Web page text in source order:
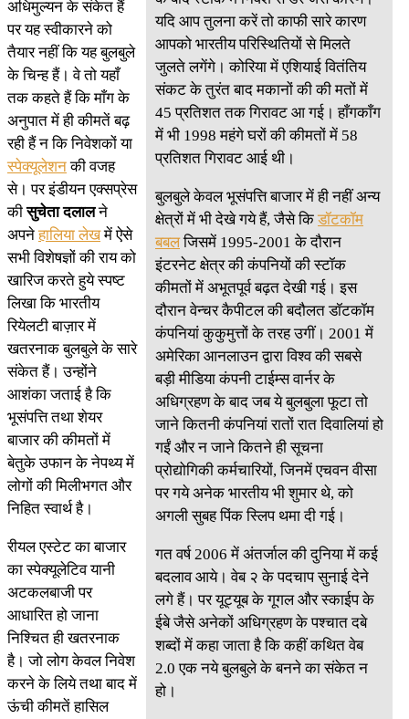
यदि आप तुलना करें तो काफी सारे कारण
आपको भारतीय परिस्थितियों से मिलते
जुलते लगेंगे। कोरिया में एशियाई वितंतिय
संकट के तुरंत बाद मकानों की की मतों में
45 प्रतिशत तक गिरावट आ गई। हाँगकाँग
में भी 1998 महंगे घरों की कीमतों में 58
प्रतिशत गिरावट आई थी।
बुलबुले केवल भूसंपत्ति बाजार में ही नहीं अन्य
क्षेत्रों में भी देखे गये हैं, जैसे किडॉटकॉम
बबलजिसमें 1995-2001 के दौरान
इंटरनेट क्षेत्र की कंपनियों की स्टॉक
कीमतों में अभूतपूर्व बढ़त देखी गई। इस
दौरान वेन्चर कैपीटल की बदौलत डॉटकॉम
कंपनियां कुकुमुत्तों के तरह उगीं। 2001 में
अमेरिका आनलाउन द्वारा विश्व की सबसे
बड़ी मीडिया कंपनी टाईम्स वार्नर के
अधिग्रहण के बाद जब ये बुलबुला फूटा तो
जाने कितनी कंपनियां रातों रात दिवालियां हो
गईं और न जाने कितने ही सूचना
प्रोद्योगिकी कर्मचारियों, जिनमें एचवन वीसा
पर गये अनेक भारतीय भी शुमार थे, को
अगली सुबह पिंक स्लिप थमा दी गई।
गत वर्ष 2006 में अंतर्जाल की दुनिया में कई
बदलाव आये। वेब २ के पदचाप सुनाई देने
लगे हैं। पर यूट्यूब के गूगल और स्काईप के
ईबे जैसे अनेकों अधिग्रहण के पश्चात दबे
शब्दों में कहा जाता है कि कहीं कथित वेब
2.0 एक नये बुलबुले के बनने का संकेत न
हो।
अधिमुल्यन के संकेत हैं
पर यह स्वीकारने को
तैयार नहीं कि यह बुलबुले
के चिन्ह हैं। वे तो यहाँ
तक कहते हैं कि माँग के
अनुपात में ही कीमतें बढ़
रही हैं न कि निवेशकों या
स्पेक्यूलेशनकी वजह
से। पर इंडीयन एक्सप्रेस
कीसुचेता दलालने
अपनेहालिया लेखमें ऐसे
सभी विशेषज्ञों की राय को
खारिज करते हुये स्पष्ट
लिखा कि भारतीय
रियेलटी बाज़ार में
खतरनाक बुलबुले के सारे
संकेत हैं। उन्होंने
आशंका जताई है कि
भूसंपत्ति तथा शेयर
बाजार की कीमतों में
बेतुके उफान के नेपथ्य में
लोगों की मिलीभगत और
निहित स्वार्थ है।
रीयल एस्टेट का बाजार
का स्पेक्यूलेटिव यानी
अटकलबाजी पर
आधारित हो जाना
निश्चित ही खतरनाक
है। जो लोग केवल निवेश
करने के लिये तथा बाद में
ऊंची कीमतें हासिल